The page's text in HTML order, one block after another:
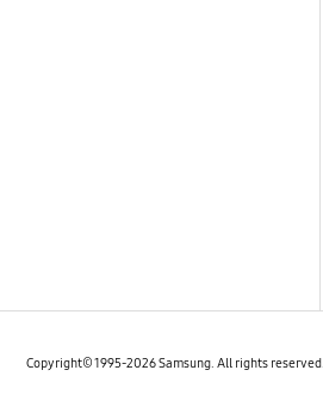
Copyright© 1995-2026 Samsung. All rights reserved.